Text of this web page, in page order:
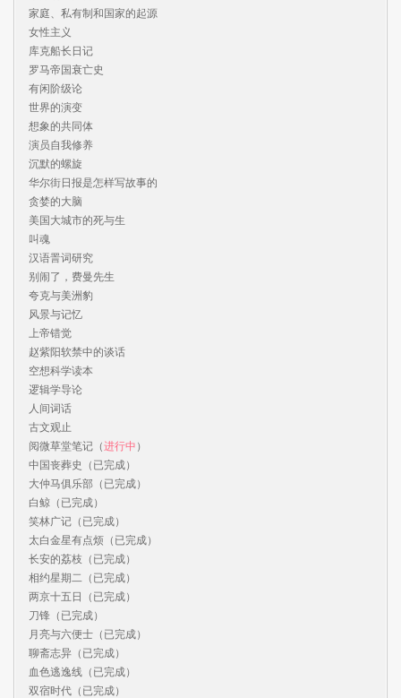
家庭、私有制和国家的起源
女性主义
库克船长日记
罗马帝国衰亡史
有闲阶级论
世界的演变
想象的共同体
演员自我修养
沉默的螺旋
华尔街日报是怎样写故事的
贪婪的大脑
美国大城市的死与生
叫魂
汉语詈词研究
别闹了，费曼先生
夸克与美洲豹
风景与记忆
上帝错觉
赵紫阳软禁中的谈话
空想科学读本
逻辑学导论
人间词话
古文观止
阅微草堂笔记（进行中 ）
中国丧葬史（已完成）
大仲马俱乐部（已完成）
白鲸（已完成）
笑林广记（已完成）
太白金星有点烦（已完成）
长安的荔枝（已完成）
相约星期二（已完成）
两京十五日（已完成）
刀锋（已完成）
月亮与六便士（已完成）
聊斋志异（已完成）
血色逃逸线（已完成）
双宿时代（已完成）